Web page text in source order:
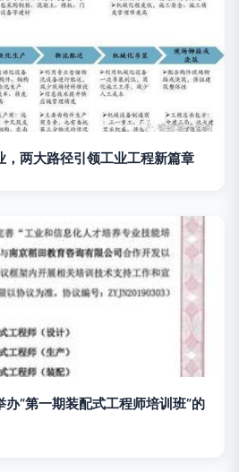
，两大路径引领工业工程新篇章
“第一期装配式工程师培训班”的